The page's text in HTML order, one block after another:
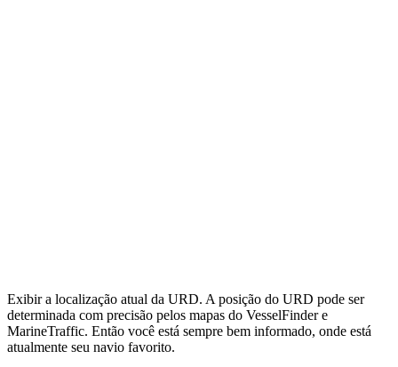
Exibir a localização atual da URD. A posição do URD pode ser
determinada com precisão pelos mapas do VesselFinder e
MarineTraffic. Então você está sempre bem informado, onde está
atualmente seu navio favorito.